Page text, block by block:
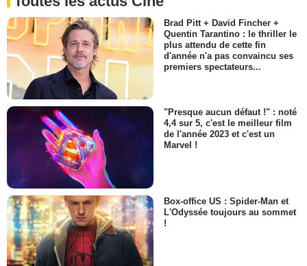
Brad Pitt + David Fincher +
Quentin Tarantino : le thriller le
plus attendu de cette fin
d'année n'a pas convaincu ses
premiers spectateurs...
"Presque aucun défaut !" : noté
4,4 sur 5, c'est le meilleur film
de l'année 2023 et c'est un
Marvel !
Box-office US : Spider-Man et
L'Odyssée toujours au sommet
!